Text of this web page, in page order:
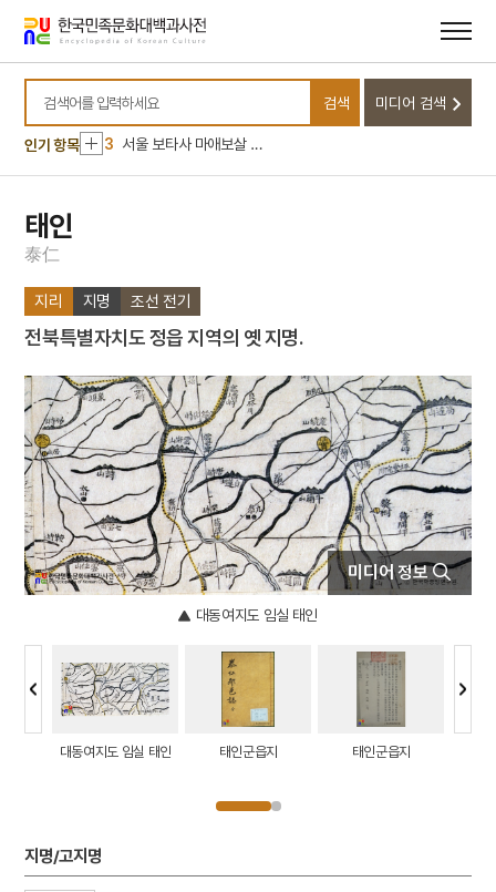
바로가기
바로가기
검색어를 입력하세요
검색 미디어 검색
인기 항목
10 광주학생운동
1 금성대군
2 일제강점기
3
서울 보타사 마애보살 좌상
4 서희
8
천수경
9 경의선
10 광주학생운동
1 금성대군
2
일제강점기
3
서울 보타사 마애보살 좌상
4
서희
5 속담
6 이인좌의 난
9 경의선
10 광주학생운동
태인
泰仁
지리 지명 조선 전기
전북특별자치도 정읍 지역의 옛 지명.
미디어 정보
대동여지도 임실 태인
대동여지도 임실 태인 태인군읍지 태인군읍지
지명/고지명